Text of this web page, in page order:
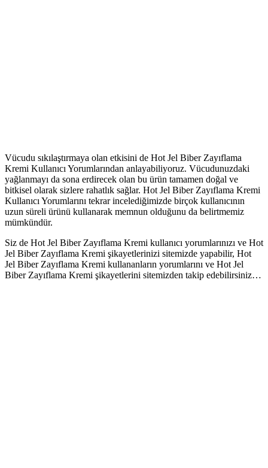
Vücudu sıkılaştırmaya olan etkisini de Hot Jel Biber Zayıflama
Kremi Kullanıcı Yorumlarından anlayabiliyoruz. Vücudunuzdaki
yağlanmayı da sona erdirecek olan bu ürün tamamen doğal ve
bitkisel olarak sizlere rahatlık sağlar. Hot Jel Biber Zayıflama Kremi
Kullanıcı Yorumlarını tekrar incelediğimizde birçok kullanıcının
uzun süreli ürünü kullanarak memnun olduğunu da belirtmemiz
mümkündür.
Siz de Hot Jel Biber Zayıflama Kremi kullanıcı yorumlarınızı ve Hot
Jel Biber Zayıflama Kremi şikayetlerinizi sitemizde yapabilir, Hot
Jel Biber Zayıflama Kremi kullananların yorumlarını ve Hot Jel
Biber Zayıflama Kremi şikayetlerini sitemizden takip edebilirsiniz…